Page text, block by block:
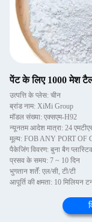
पेंट के लिए 1000 मेश
उत्पत्ति के प्लेस: चीन
ब्रांड नाम: XiMi Group
मॉडल संख्या: एक्सएम-H92
न्यूनतम आदेश मात्रा: 24
मूल्य: FOB ANY PORT OF
पैकेजिंग विवरण: बुना बैग
प्रसव के समय: 7 ~ 10 दिन
भुगतान शर्तें: एल/सी, टी/टी
आपूर्ति की क्षमता: 10 मिलियन